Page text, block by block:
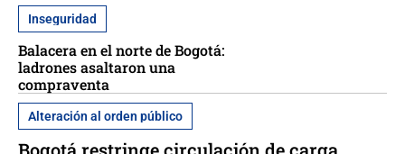
Inseguridad
Balacera en el norte de Bogotá:
ladrones asaltaron una
compraventa
Alteración al orden público